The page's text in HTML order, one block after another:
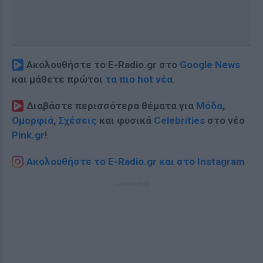
Ακολουθήστε το E-Radio.gr στο Google News
και μάθετε πρώτοι τα πιο hot νέα.
Διαβάστε περισσότερα θέματα για Μόδα,
Ομορφιά, Σχέσεις και φυσικά Celebrities στο νέο
Pink.gr!
Ακολουθήστε το E-Radio.gr και στο Instagram